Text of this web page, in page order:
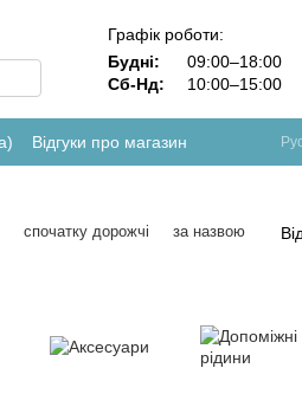
Графік роботи:
Будні:
09:00–18:00
Сб-Нд:
10:00–15:00
Відгуки про магазин
спочатку дорожчі за назвою